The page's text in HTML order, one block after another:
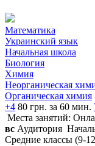
Математика
Украинский язык
Начальная школа
Биология
Химия
Неорганическая
Органическая химия
+4 80 грн. за 60 мин.
Места занятий:
вс Аудитория
Средние классы (9-